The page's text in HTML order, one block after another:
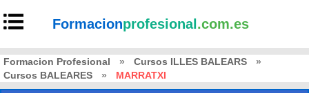
Formacionprofesional .com.es
Formacion Profesional » Cursos ILLES BALEARS
»
Cursos BALEARES
» MARRATXI